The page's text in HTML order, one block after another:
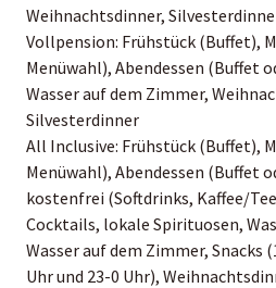
Weihnachtsdinner,
Vollpension: Frühstück (Buffet),
Menüwahl), Abendessen (Buffet
Wasser auf dem Zimmer,
Silvesterdinner
All Inclusive: Frühstück (Buffet),
Menüwahl), Abendessen (Buffet
kostenfrei (Softdrinks, Kaffee/
Cocktails, lokale Spirituosen,
Wasser auf dem Zimmer, Snacks
Uhr und 23-0 Uhr),